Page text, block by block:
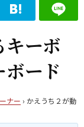
ーボ
ード
ナー › かえうち２が動